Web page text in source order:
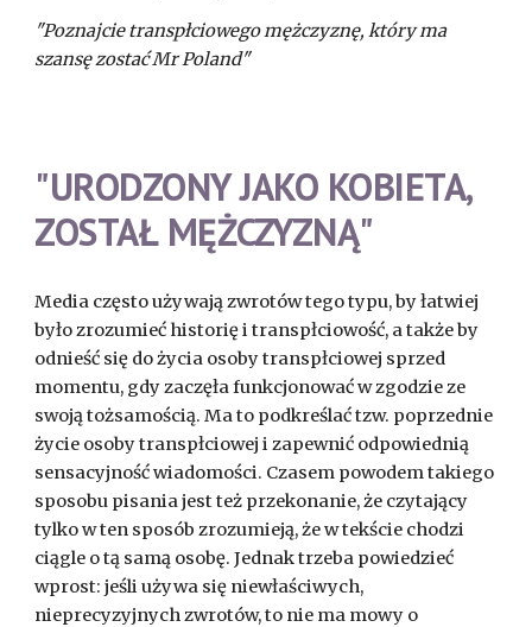
"Poznajcie transpłciowego mężczyznę, który ma
szansę zostać Mr Poland"
"URODZONY JAKO KOBIETA,
ZOSTAŁ MĘŻCZYZNĄ"
Media często używają zwrotów tego typu, by łatwiej
było zrozumieć historię i transpłciowość, a także by
odnieść się do życia osoby transpłciowej sprzed
momentu, gdy zaczęła funkcjonować w zgodzie ze
swoją tożsamością. Ma to podkreślać tzw. poprzednie
życie osoby transpłciowej i zapewnić odpowiednią
sensacyjność wiadomości. Czasem powodem takiego
sposobu pisania jest też przekonanie, że czytający
tylko w ten sposób zrozumieją, że w tekście chodzi
ciągle o tą samą osobę. Jednak trzeba powiedzieć
wprost: jeśli używa się niewłaściwych,
nieprecyzyjnych zwrotów, to nie ma mowy o